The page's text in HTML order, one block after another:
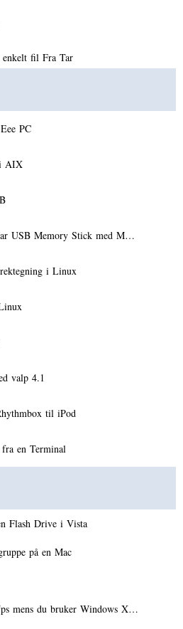
fil Fra Tar
PC
i AIX
USB Memory Stick med M…
i Linux
valp 4.1
til iPod
en Terminal
Flash Drive i Vista
på en Mac
mens du bruker Windows X…